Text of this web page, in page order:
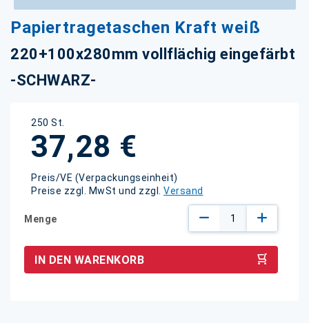
Papiertragetaschen Kraft weiß
220+100x280mm vollflächig eingefärbt
-SCHWARZ-
250 St.
37,28 €
Preis/VE (Verpackungseinheit)
Preise zzgl. MwSt und zzgl. Versand
Menge
IN DEN WARENKORB
Anfang
der
Bildgalerie
springen